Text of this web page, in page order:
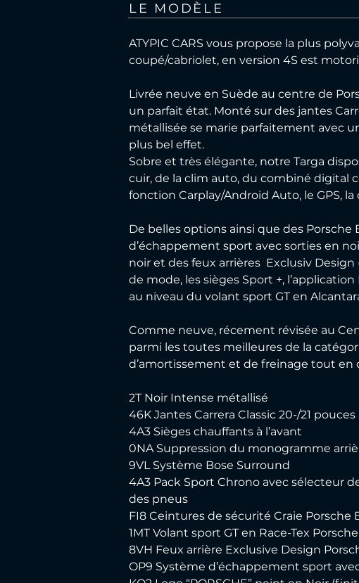
LE MODÈLE
ATYPIC CARS vous propose la plus
coupé/cabriolet, en version 4S est
Livrée neuve en Suède au centre de
un parfait état. Monté sur des jantes
métallisée se marie parfaitement avec
plus bel effet.
Sobre et très élégante, notre Targa
cuir, de la clim auto, du combiné digital
fonction Carplay/Android Auto, le GPS,
De belles options ainsi que des
d’échappement sport avec sorties en
noir et des feux arrières Exclusiv Design
de mode, les sièges Sport +,
au niveau du volant sport GT en
Comme neuve, récement révisée au
parmi les toutes meilleures de la
d’amortissement et de freinage tout
2T Noir Intense métallisé
46K Jantes Carrera Classic 20-/21 pouces
4A3 Sièges chauffants à l’avant
0NA Suppression du monogramme
9VL Système Bose Surround
4A3 Pack Sport Chrono avec sélecteur
des pneus
FI8 Ceintures de sécurité Craie Porsche
1MT Volant sport GT en Race-Tex
8VH Feux arrière Exclusive Design
OP9 Système d’échappement sport